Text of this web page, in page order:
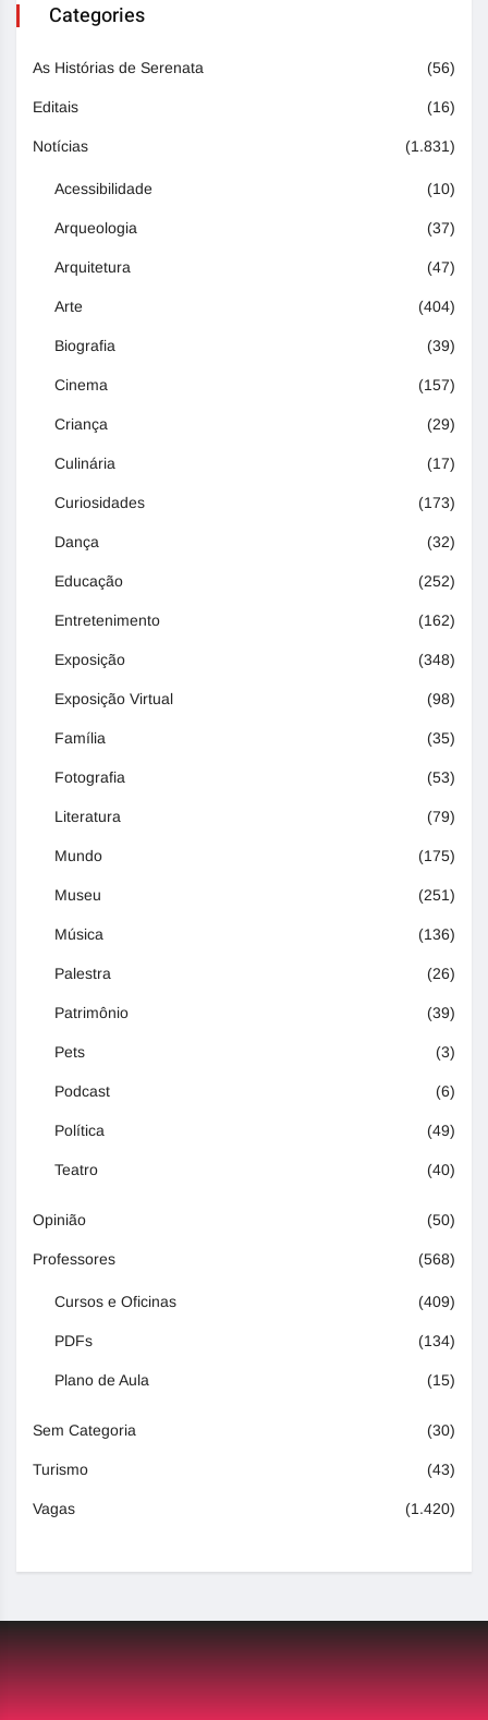
Categories
As Histórias de Serenata (56)
Editais (16)
Notícias (1.831)
Acessibilidade (10)
Arqueologia (37)
Arquitetura (47)
Arte (404)
Biografia (39)
Cinema (157)
Criança (29)
Culinária (17)
Curiosidades (173)
Dança (32)
Educação (252)
Entretenimento (162)
Exposição (348)
Exposição Virtual (98)
Família (35)
Fotografia (53)
Literatura (79)
Mundo (175)
Museu (251)
Música (136)
Palestra (26)
Patrimônio (39)
Pets (3)
Podcast (6)
Política (49)
Teatro (40)
Opinião (50)
Professores (568)
Cursos e Oficinas (409)
PDFs (134)
Plano de Aula (15)
Sem Categoria (30)
Turismo (43)
Vagas (1.420)